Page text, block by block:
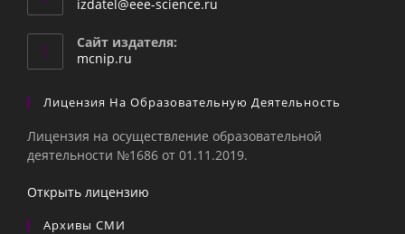
izdatel@eee-science.ru
Сайт издателя:
mcnip.ru
Лицензия На Образовательную Деятельность
Лицензия на осуществление образовательной
деятельности №1686 от 01.11.2019.
Открыть лицензию
Архивы СМИ